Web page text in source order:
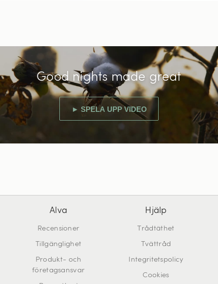
Good nights made great
► SPELA UPP VIDEO
Alva
Recensioner
Tillgänglighet
Produkt- och
företagsansvar
Hjälp
Trådtäthet
Tvättråd
Integritetspolicy
Cookies